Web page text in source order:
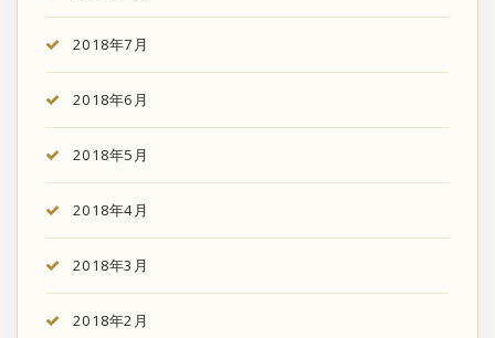
2018年7月
2018年6月
2018年5月
2018年4月
2018年3月
2018年2月